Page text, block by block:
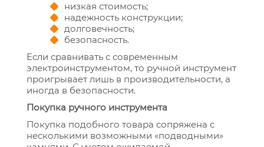
низкая стоимость;
надежность конструкции;
долговечность;
безопасность.
Если сравнивать с современным
электроинструментом, то ручной инструмент
проигрывает лишь в производительности, а
иногда в безопасности.
Покупка ручного инструмента
Покупка подобного товара сопряжена с
несколькими возможными «подводными»